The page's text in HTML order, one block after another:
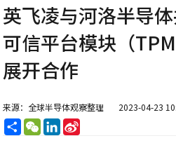
英飞凌与河洛半导
可信平台模块（
展开合作
来源：全球半导体观察整理 2023-04-23
分
享
WeChatLinkedIn